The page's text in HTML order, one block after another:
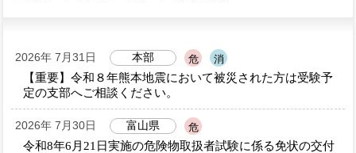
2026年 7月31日 本部 危 消
【重要】令和８年熊本地震において被災された方は受験予
定の支部へご相談ください。
2026年 7月30日 富山県 危
令和8年6月21日実施の危険物取扱者試験に係る免状の交付